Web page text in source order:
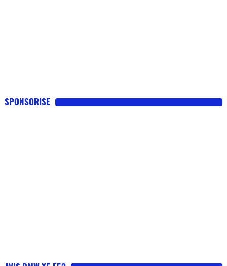
SPONSORISE